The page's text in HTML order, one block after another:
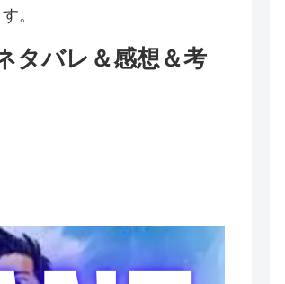
。
タバレ＆感想＆考